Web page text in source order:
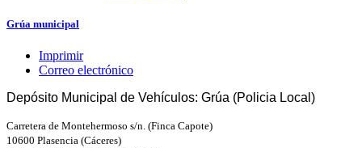
Grúa municipal
Imprimir
Correo electrónico
Depósito Municipal de Vehículos: Grúa (Policia Local)
Carretera de Montehermoso s/n. (Finca Capote)
10600 Plasencia (Cáceres)